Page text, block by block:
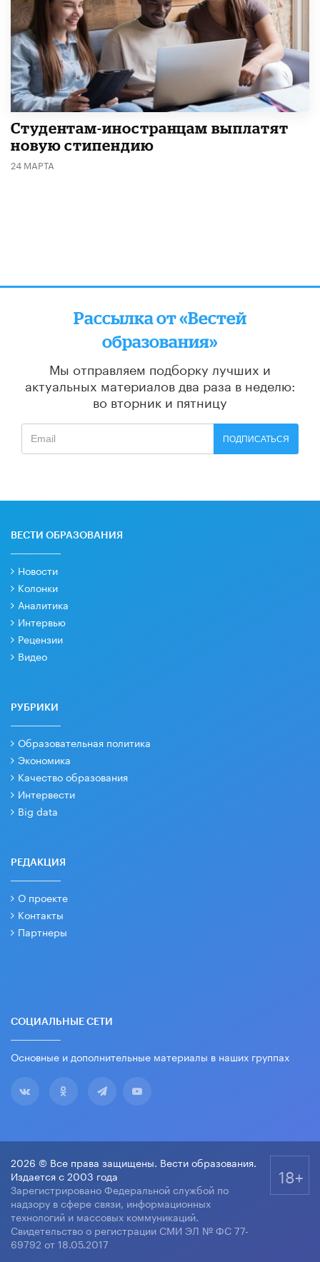
Студентам-иностранцам выплатят
новую стипендию
24 МАРТА
Рассылка от «Вестей
образования»
Мы отправляем подборку лучших и
актуальных материалов два раза в неделю:
во вторник и пятницу
ПОДПИСАТЬСЯ
ВЕСТИ ОБРАЗОВАНИЯ
Новости
Колонки
Аналитика
Интервью
Рецензии
Видео
РУБРИКИ
Образовательная политика
Экономика
Качество образования
Интервести
Big data
РЕДАКЦИЯ
О проекте
Контакты
Партнеры
СОЦИАЛЬНЫЕ СЕТИ
Основные и дополнительные материалы в наших группах
2026 © Все права защищены. Вести образования.
Издается с 2003 года
Зарегистрировано Федеральной службой по
надзору в сфере связи, информационных
технологий и массовых коммуникаций.
Свидетельство о регистрации СМИ ЭЛ № ФС 77-
69792 от 18.05.2017
18+